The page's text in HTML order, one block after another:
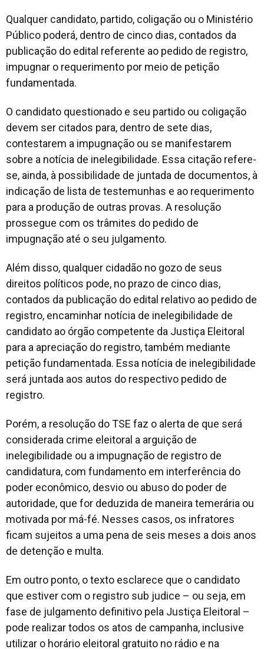
Qualquer candidato, partido, coligação ou o Ministério
Público poderá, dentro de cinco dias, contados da
publicação do edital referente ao pedido de registro,
impugnar o requerimento por meio de petição
fundamentada.
O candidato questionado e seu partido ou coligação
devem ser citados para, dentro de sete dias,
contestarem a impugnação ou se manifestarem
sobre a notícia de inelegibilidade. Essa citação refere-
se, ainda, à possibilidade de juntada de documentos, à
indicação de lista de testemunhas e ao requerimento
para a produção de outras provas. A resolução
prossegue com os trâmites do pedido de
impugnação até o seu julgamento.
Além disso, qualquer cidadão no gozo de seus
direitos políticos pode, no prazo de cinco dias,
contados da publicação do edital relativo ao pedido de
registro, encaminhar notícia de inelegibilidade de
candidato ao órgão competente da Justiça Eleitoral
para a apreciação do registro, também mediante
petição fundamentada. Essa notícia de inelegibilidade
será juntada aos autos do respectivo pedido de
registro.
Porém, a resolução do TSE faz o alerta de que será
considerada crime eleitoral a arguição de
inelegibilidade ou a impugnação de registro de
candidatura, com fundamento em interferência do
poder econômico, desvio ou abuso do poder de
autoridade, que for deduzida de maneira temerária ou
motivada por má-fé. Nesses casos, os infratores
ficam sujeitos a uma pena de seis meses a dois anos
de detenção e multa.
Em outro ponto, o texto esclarece que o candidato
que estiver com o registro sub judice – ou seja, em
fase de julgamento definitivo pela Justiça Eleitoral –
pode realizar todos os atos de campanha, inclusive
utilizar o horário eleitoral gratuito no rádio e na